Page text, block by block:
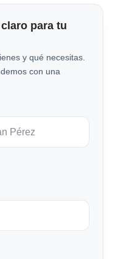
para tu
y qué necesitas.
con una